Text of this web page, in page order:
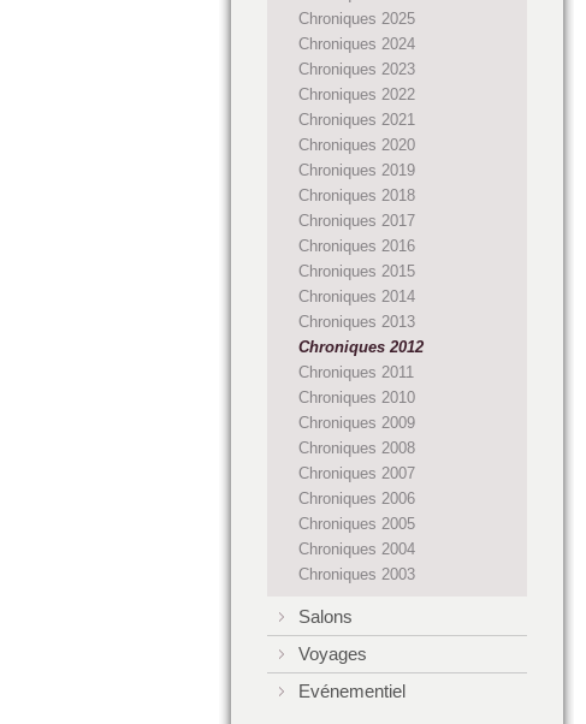
Chroniques 2025
Chroniques 2024
Chroniques 2023
Chroniques 2022
Chroniques 2021
Chroniques 2020
Chroniques 2019
Chroniques 2018
Chroniques 2017
Chroniques 2016
Chroniques 2015
Chroniques 2014
Chroniques 2013
Chroniques 2012
Chroniques 2011
Chroniques 2010
Chroniques 2009
Chroniques 2008
Chroniques 2007
Chroniques 2006
Chroniques 2005
Chroniques 2004
Chroniques 2003
Salons
Voyages
Evénementiel